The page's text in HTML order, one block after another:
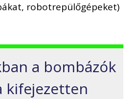
robotrepülőgépeket)
a bombázók
kifejezetten